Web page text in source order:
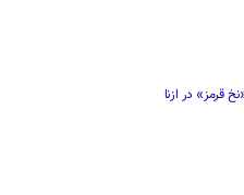
قرمز» در ازنا